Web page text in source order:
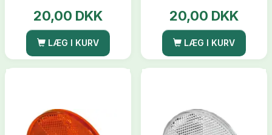
20,00 DKK
LÆG I KURV
20,00 DKK
LÆG I KURV